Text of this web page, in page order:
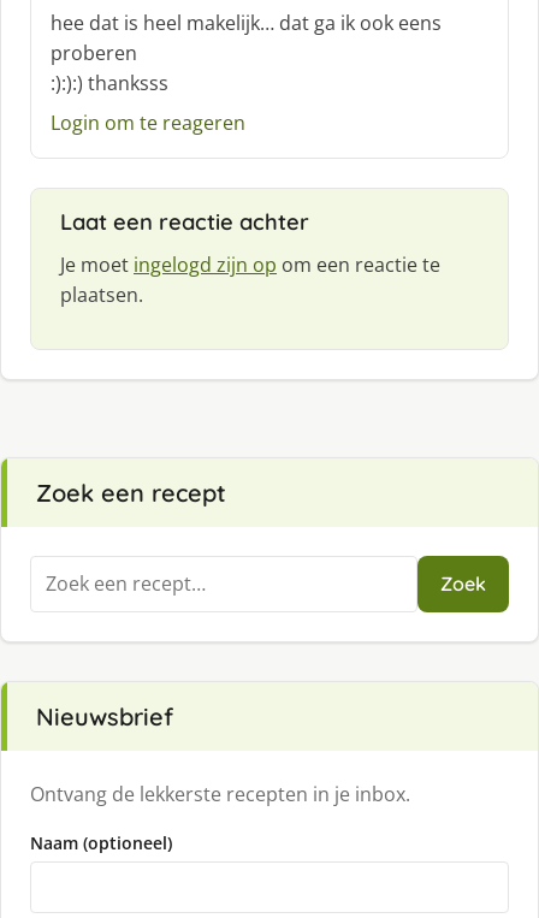
c
h
r
e
e
:
hee dat is heel makelijk… dat ga ik ook eens
proberen
:):):) thanksss
Login om te reageren
Laat een reactie achter
Je moet ingelogd zijn op om een reactie te
plaatsen.
Zoek een recept
Zoeken
naar:
Zoek
Nieuwsbrief
Ontvang de lekkerste recepten in je inbox.
Naam (optioneel)